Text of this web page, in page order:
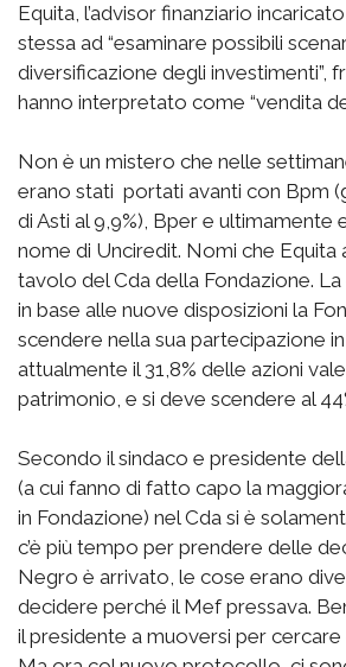
Equita, l’advisor finanziario
stessa ad “esaminare possibili
diversificazione degli investimenti”,
hanno interpretato come “vendita
Non è un mistero che nelle
erano stati portati avanti con Bpm
di Asti al 9,9%), Bper e ultimamente
nome di Unciredit. Nomi che
tavolo del Cda della Fondazione.
in base alle nuove disposizioni la
scendere nella sua partecipazione in
attualmente il 31,8% delle azioni
patrimonio, e si deve scendere al
Secondo il sindaco e presidente
(a cui fanno di fatto capo la
in Fondazione) nel Cda si è
c’è più tempo per prendere delle
Negro è arrivato, le cose erano
decidere perché il Mef pressava.
il presidente a muoversi per cercare